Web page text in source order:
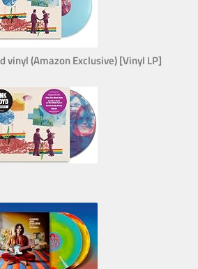
vinyl (Amazon Exclusive) [Vinyl LP]